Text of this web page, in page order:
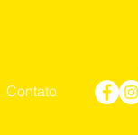
Contato